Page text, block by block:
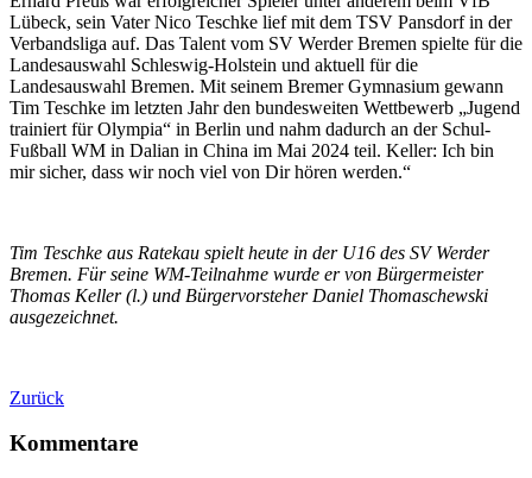
Lübeck, sein Vater Nico Teschke lief mit dem TSV Pansdorf in der
Verbandsliga auf. Das Talent vom SV Werder Bremen spielte für die
Landesauswahl Schleswig-Holstein und aktuell für die
Landesauswahl Bremen. Mit seinem Bremer Gymnasium gewann
Tim Teschke im letzten Jahr den bundesweiten Wettbewerb „Jugend
trainiert für Olympia“ in Berlin und nahm dadurch an der Schul-
Fußball WM in Dalian in China im Mai 2024 teil. Keller: Ich bin
mir sicher, dass wir noch viel von Dir hören werden.“
Tim Teschke aus Ratekau spielt heute in der U16 des SV Werder
Bremen. Für seine WM-Teilnahme wurde er von Bürgermeister
Thomas Keller (l.) und Bürgervorsteher Daniel Thomaschewski
ausgezeichnet.
Zurück
Kommentare